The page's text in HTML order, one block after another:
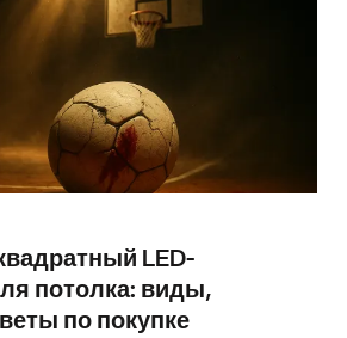
LED-
потолка: виды,
по покупке